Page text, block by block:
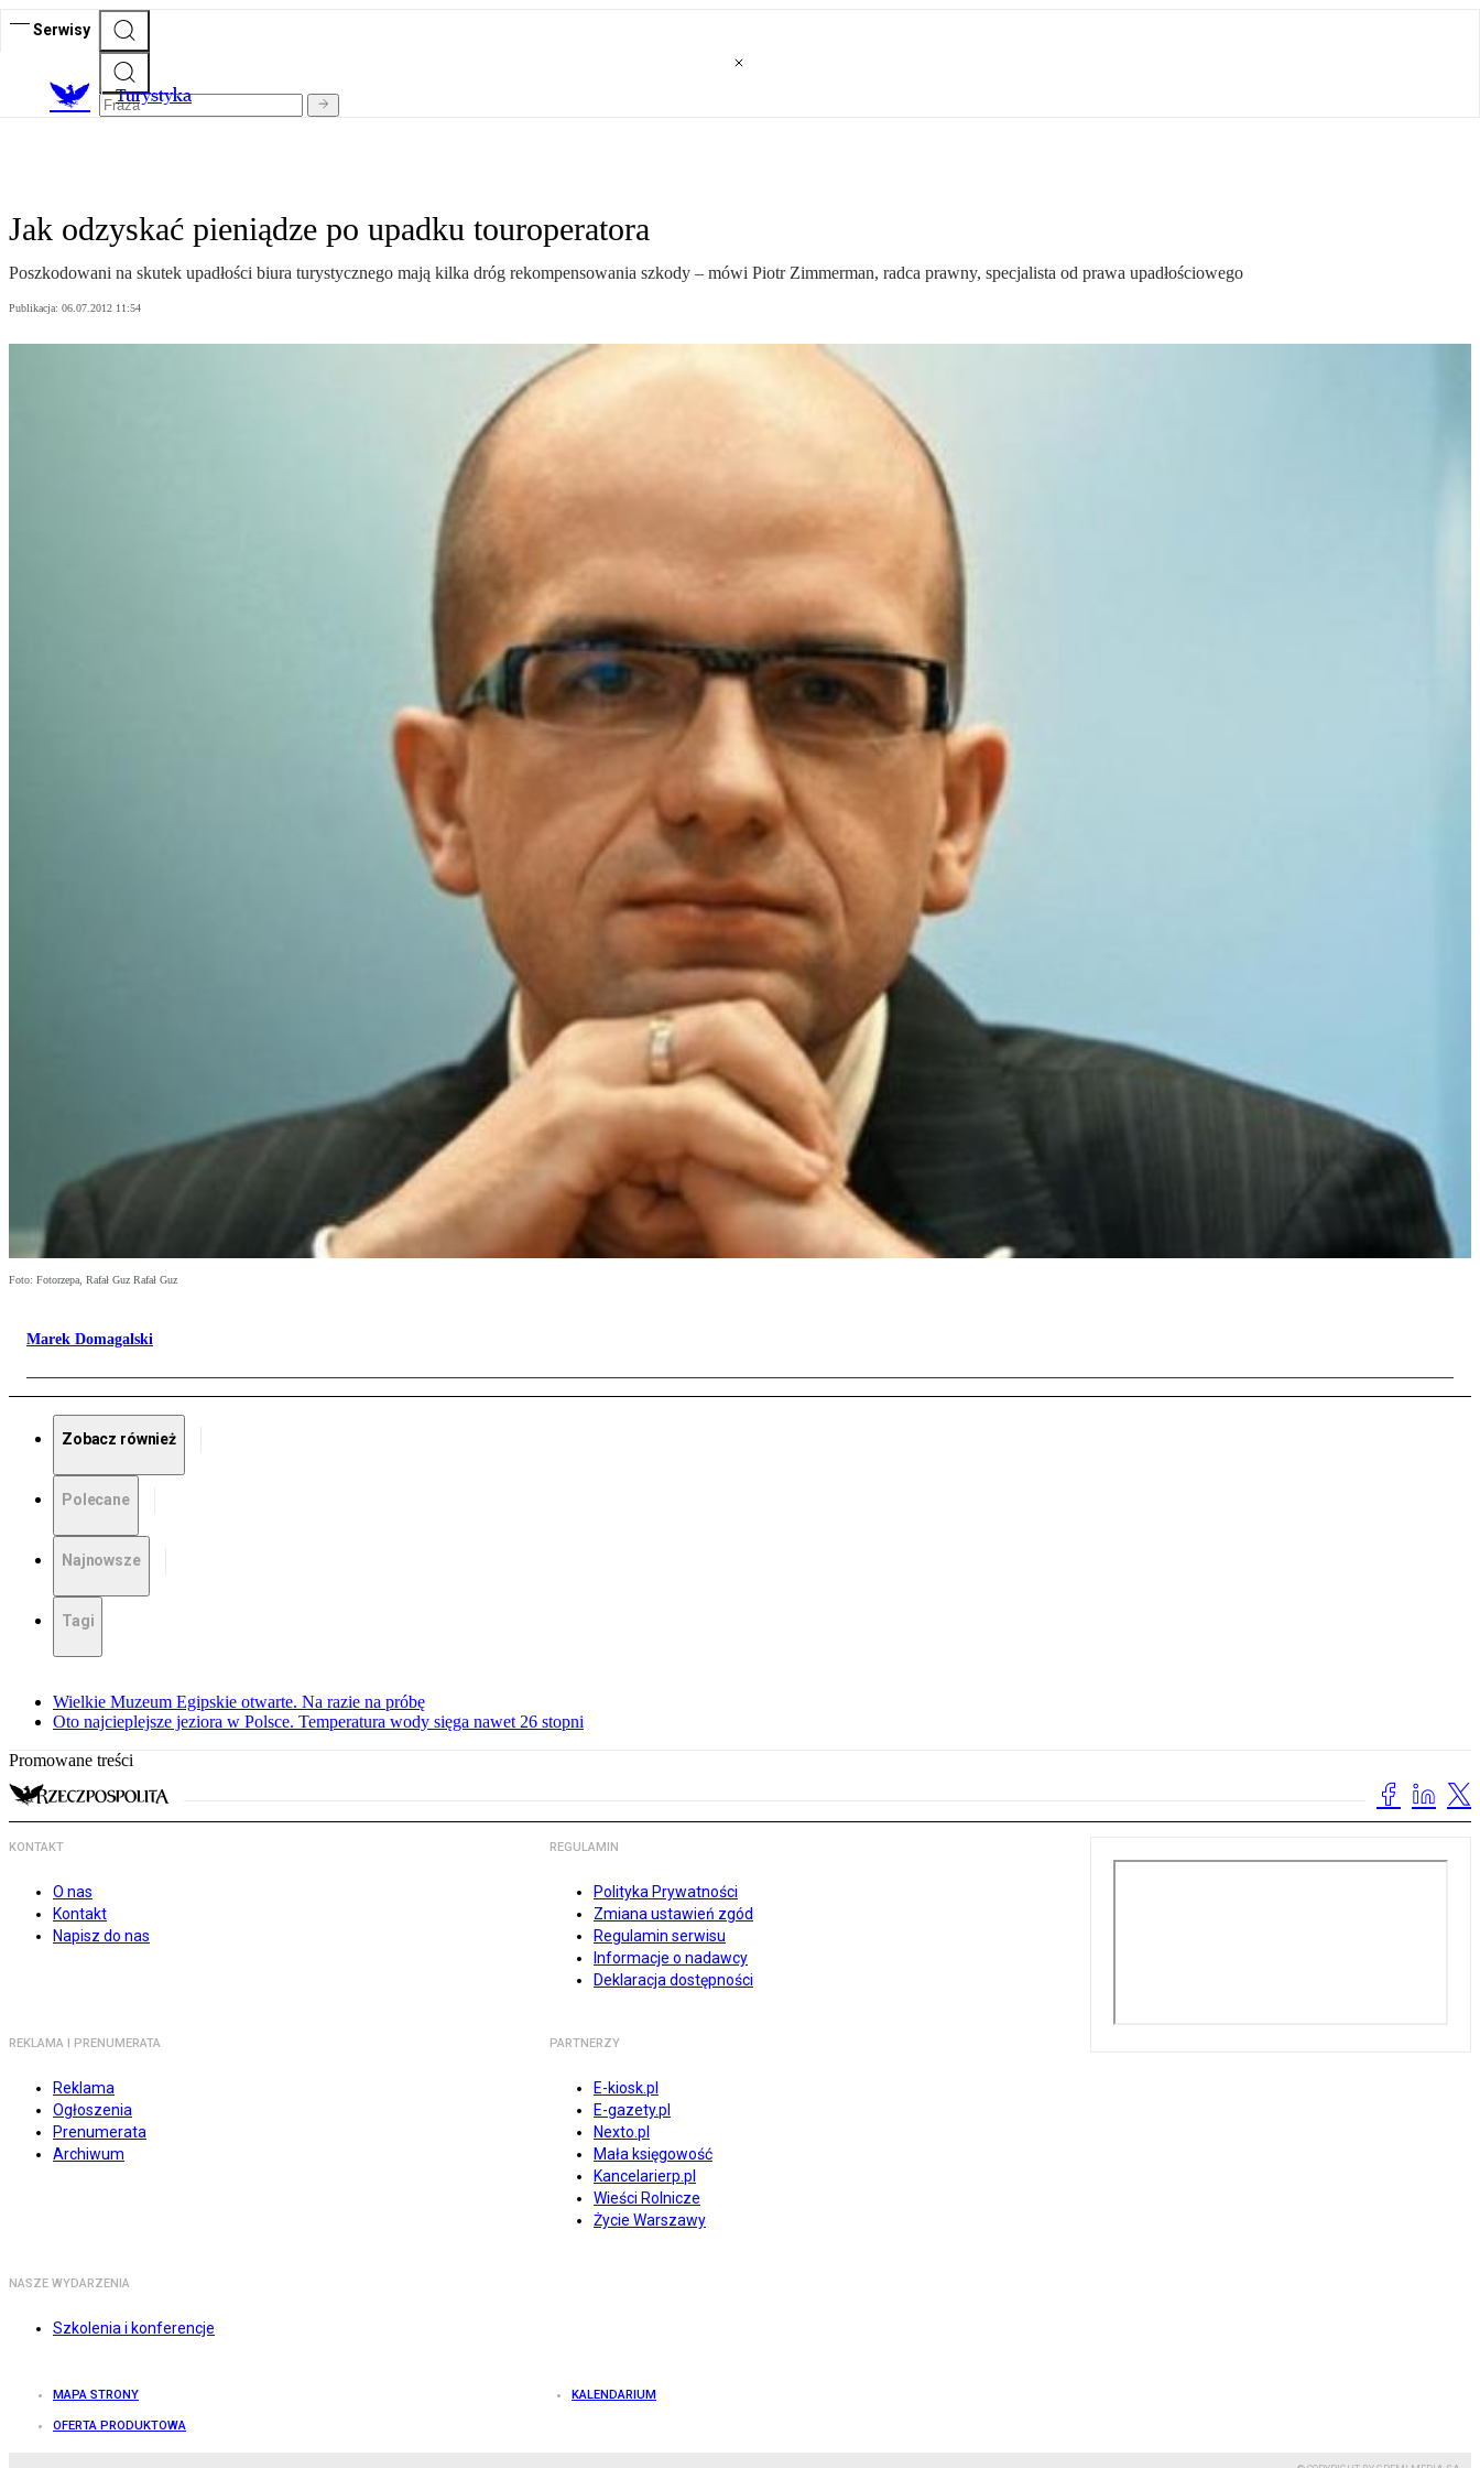
Serwisy
Turystyka
Jak odzyskać pieniądze po upadku touroperatora
Poszkodowani na skutek upadłości biura turystycznego mają kilka dróg rekompensowania szkody – mówi Piotr Zimmerman, radca prawny, specjalista od prawa upadłościowego
Publikacja: 06.07.2012 11:54
Foto: Fotorzepa, Rafał Guz Rafał Guz
Marek Domagalski
Zobacz również
Polecane
Najnowsze
Tagi
Wielkie Muzeum Egipskie otwarte. Na razie na próbę
Oto najcieplejsze jeziora w Polsce. Temperatura wody sięga nawet 26 stopni
Promowane treści
KONTAKT
O nas
Kontakt
Napisz do nas
REGULAMIN
Polityka Prywatności
Zmiana ustawień zgód
Regulamin serwisu
Informacje o nadawcy
Deklaracja dostępności
REKLAMA I PRENUMERATA
Reklama
Ogłoszenia
Prenumerata
Archiwum
PARTNERZY
E-kiosk.pl
E-gazety.pl
Nexto.pl
Mała księgowość
Kancelarierp.pl
Wieści Rolnicze
Życie Warszawy
NASZE WYDARZENIA
Szkolenia i konferencje
MAPA STRONY KALENDARIUM
OFERTA PRODUKTOWA